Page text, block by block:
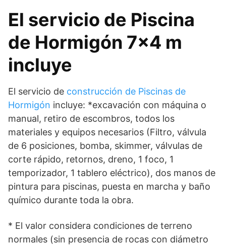
El servicio de Piscina
de Hormigón 7×4 m
incluye
El servicio de construcción de Piscinas de
Hormigón incluye: *excavación con máquina o
manual, retiro de escombros, todos los
materiales y equipos necesarios (Filtro, válvula
de 6 posiciones, bomba, skimmer, válvulas de
corte rápido, retornos, dreno, 1 foco, 1
temporizador, 1 tablero eléctrico), dos manos de
pintura para piscinas, puesta en marcha y baño
químico durante toda la obra.
* El valor considera condiciones de terreno
normales (sin presencia de rocas con diámetro